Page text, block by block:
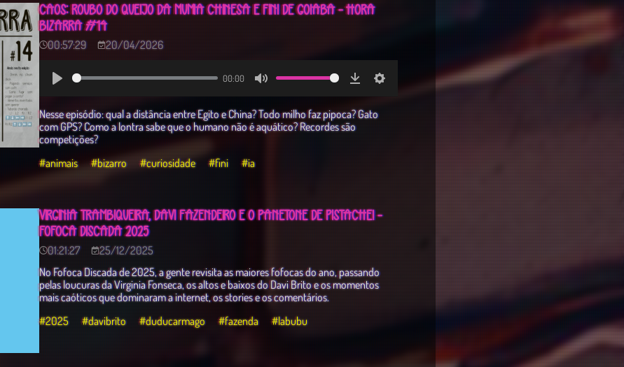
CAOS: ROUBO DO QUEIJO DA MÚMIA CHINESA E FINI DE GOIABA - HORA
BIZARRA #14
00:57:29 20/04/2026
00:00
Mute
Nesse episódio: qual a distância entre Egito e China? Todo milho faz pipoca? Gato
com GPS? Como a lontra sabe que o humano não é aquático? Recordes são
competições?
#animais
#bizarro #curiosidade #fini #ia
VIRGINIA TRAMBIQUEIRA, DAVI FAZENDEIRO E O PANETONE DE PISTACHE! -
FOFOCA DISCADA 2025
01:21:27
25/12/2025
No Fofoca Discada de 2025, a gente revisita as maiores fofocas do ano, passando
pelas loucuras da Virginia Fonseca, os altos e baixos do Davi Brito e os momentos
mais caóticos que dominaram a internet, os stories e os comentários.
#2025
#davibrito #duducarmago #fazenda #labubu